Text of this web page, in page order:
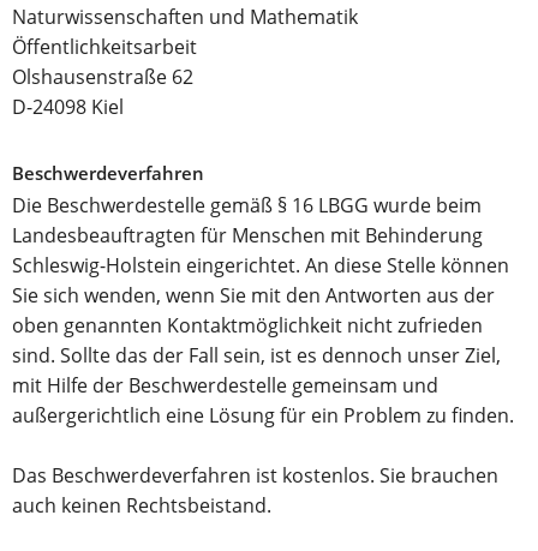
Naturwissenschaften und Mathematik
Öffentlichkeitsarbeit
Olshausenstraße 62
D-24098 Kiel
Beschwerdeverfahren
Die Beschwerdestelle gemäß § 16 LBGG wurde beim
Landesbeauftragten für Menschen mit Behinderung
Schleswig-Holstein eingerichtet. An diese Stelle können
Sie sich wenden, wenn Sie mit den Antworten aus der
oben genannten Kontaktmöglichkeit nicht zufrieden
sind. Sollte das der Fall sein, ist es dennoch unser Ziel,
mit Hilfe der Beschwerdestelle gemeinsam und
außergerichtlich eine Lösung für ein Problem zu finden.
Das Beschwerdeverfahren ist kostenlos. Sie brauchen
auch keinen Rechtsbeistand.